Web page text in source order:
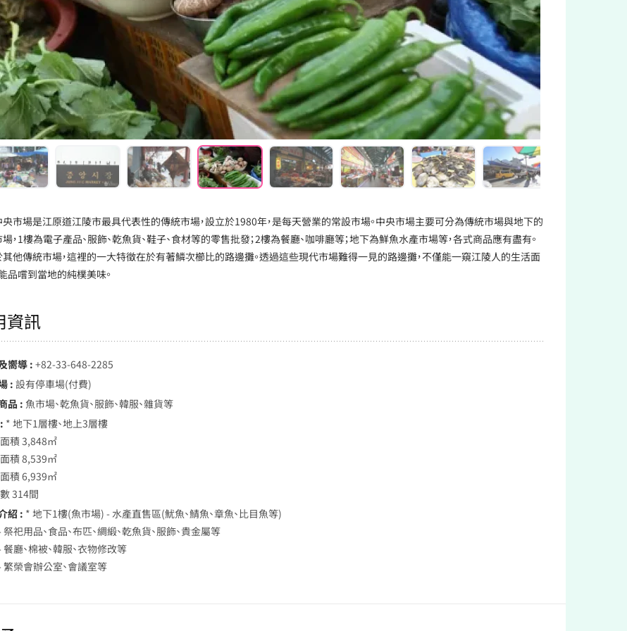
市場是江原道江陵市最具代表性的傳統市場，設立於1980年，是每天營業的常設市場。中央市場主要可分為傳統市場與地下的
，1樓為電子產品、服飾、乾魚貨、鞋子、食材等的零售批發；2樓為餐廳、咖啡廳等；地下為鮮魚水產市場等，各式商品應有盡有。
他傳統市場，這裡的一大特徵在於有著鱗次櫛比的路邊攤。透過這些現代市場難得一見的路邊攤，不僅能一窺江陵人的生活面
品嚐到當地的純樸美味。
資訊
嚮導 : +82-33-648-2285
:設有停車場(付費)
品 : 魚市場、乾魚貨、服飾、韓服、雜貨等
* 地下1層樓、地上3層樓
積 3,848㎡
積 8,539㎡
積 6,939㎡
314間
紹 : * 地下1樓(魚市場) - 水產直售區(魷魚、鯖魚、章魚、比目魚等)
祀用品、食品、布匹、綢緞、乾魚貨、服飾、貴金屬等
廳、棉被、韓服、衣物修改等
繁榮會辦公室、會議室等